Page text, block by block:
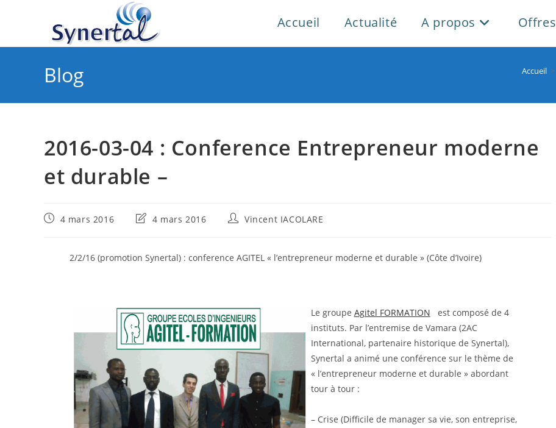
Accueil Actualité A propos Offres
Blog Accueil >
2016-03-04 : Conference Entrepreneur moderne
et durable –
Publication
4 mars 2016
Dernière
publication :
4 mars 2016
Auteur/autrice
publication :
Vincent IACOLARE
2/2/16 (promotion Synertal) : conference AGITEL « l’entrepreneur moderne et durable » (Côte d’Ivoire)
Le groupe Agitel FORMATION est composé de 4
instituts. Par l’entremise de Vamara (2AC
International, partenaire historique de Synertal),
Synertal a animé une conférence sur le thème de
« l’entrepreneur moderne et durable » abordant
tour à tour :
– Crise (Difficile de manager sa vie, son entreprise,